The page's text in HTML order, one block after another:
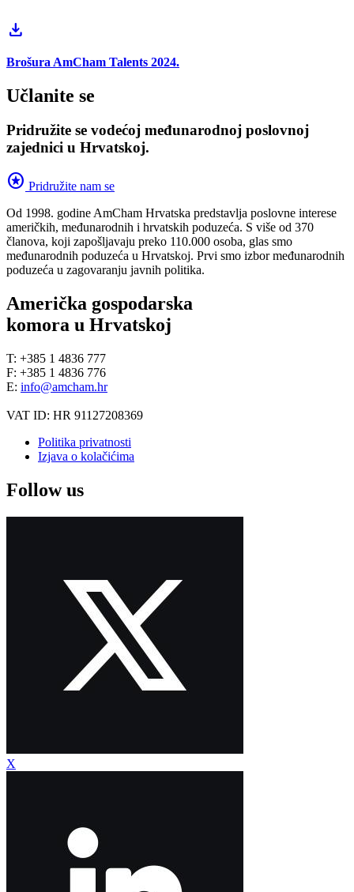
download
Brošura AmCham Talents 2024.
Učlanite se
Pridružite se vodećoj međunarodnoj poslovnoj
zajednici u Hrvatskoj.
stars Pridružite nam se
Od 1998. godine AmCham Hrvatska predstavlja poslovne interese
američkih, međunarodnih i hrvatskih poduzeća. S više od 370
članova, koji zapošljavaju preko 110.000 osoba, glas smo
međunarodnih poduzeća u Hrvatskoj. Prvi smo izbor međunarodnih
poduzeća u zagovaranju javnih politika.
Američka gospodarska
komora u Hrvatskoj
T: +385 1 4836 777
F: +385 1 4836 776
E: info@amcham.hr
VAT ID: HR 91127208369
Politika privatnosti
Izjava o kolačićima
Follow us
X